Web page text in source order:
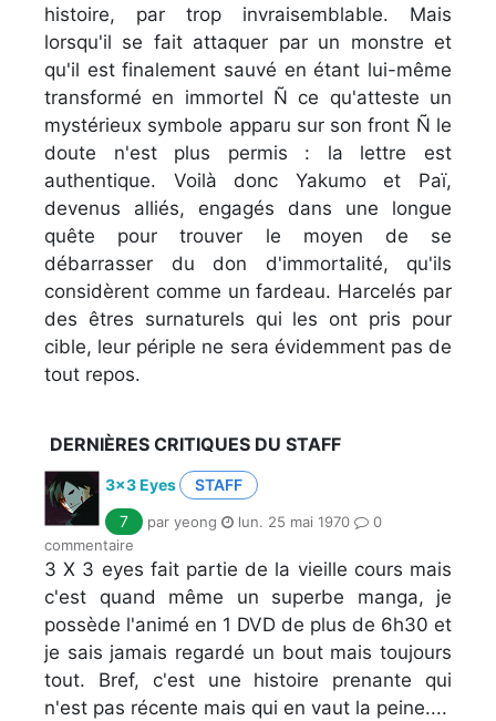
histoire, par trop invraisemblable. Mais
lorsqu'il se fait attaquer par un monstre et
qu'il est finalement sauvé en étant lui-même
transformé en immortel Ñ ce qu'atteste un
mystérieux symbole apparu sur son front Ñ le
doute n'est plus permis : la lettre est
authentique. Voilà donc Yakumo et Paï,
devenus alliés, engagés dans une longue
quête pour trouver le moyen de se
débarrasser du don d'immortalité, qu'ils
considèrent comme un fardeau. Harcelés par
des êtres surnaturels qui les ont pris pour
cible, leur périple ne sera évidemment pas de
tout repos.
DERNIÈRES CRITIQUES DU STAFF
3x3 Eyes
STAFF
7
par yeong lun. 25 mai 1970
0
commentaire
3 X 3 eyes fait partie de la vieille cours mais
c'est quand même un superbe manga, je
possède l'animé en 1 DVD de plus de 6h30 et
je sais jamais regardé un bout mais toujours
tout. Bref, c'est une histoire prenante qui
n'est pas récente mais qui en vaut la peine....